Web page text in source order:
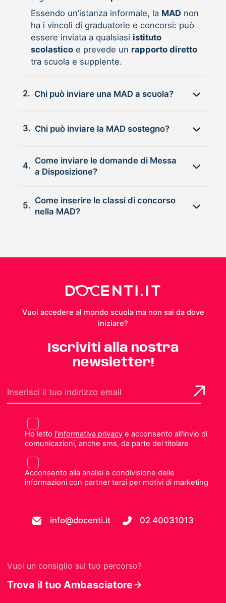
Essendo un’istanza informale, la MADnon
ha i vincoli di graduatorie e concorsi: può
essere inviata a qualsiasi istituto
scolasticoe prevede un rapporto diretto
tra scuola e supplente.
2. Chi può inviare una MAD a scuola?
3. Chi può inviare la MAD sostegno?
4.
Come inviare le domande di Messa
a Disposizione?
5.
Come inserire le classi di concorso
nella MAD?
Vuoi accedere al mondo scuola ma non sai da dove
iniziare?
Iscriviti alla nostra
newsletter!
Ho letto l'informativa privacye acconsento all'invio di
comunicazioni, anche sms, da parte del titolare
Acconsento alla analisi e condivisione delle
informazioni con partner terzi per motivi di marketing
info@docenti.it 02 40031013
Vuoi un consiglio sul tuo percorso?
Trova il tuo Ambasciatore